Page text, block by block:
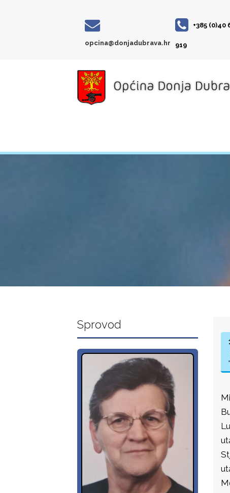
opcina@donjadubrava.hr
+385 (0)40
919
Sprovod